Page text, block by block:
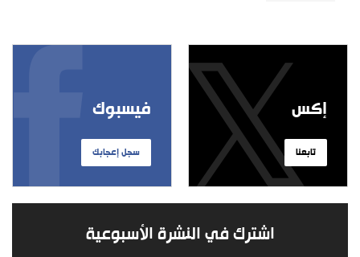
فيسبوك
سجل إعجابك
إكس
تابعنا
اشترك في النشرة الأسبوعية